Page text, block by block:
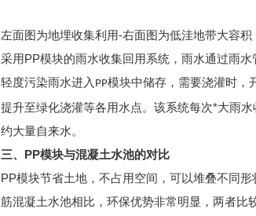
左面图为地埋收集利用-右面图为低洼地带大容积
采用PP模块的雨水收集回用系统，雨水通过雨
轻度污染雨水进入 PP模块中储存，需要浇灌时，
提升至绿化浇灌等各用水点。该系统每次*大雨
约大量自来水。
三、PP模块与混凝土水池的对比
PP模块节省土地，不占用空间，可以堆叠不同
筋混凝土水池相比，环保优势非常明显，两者比